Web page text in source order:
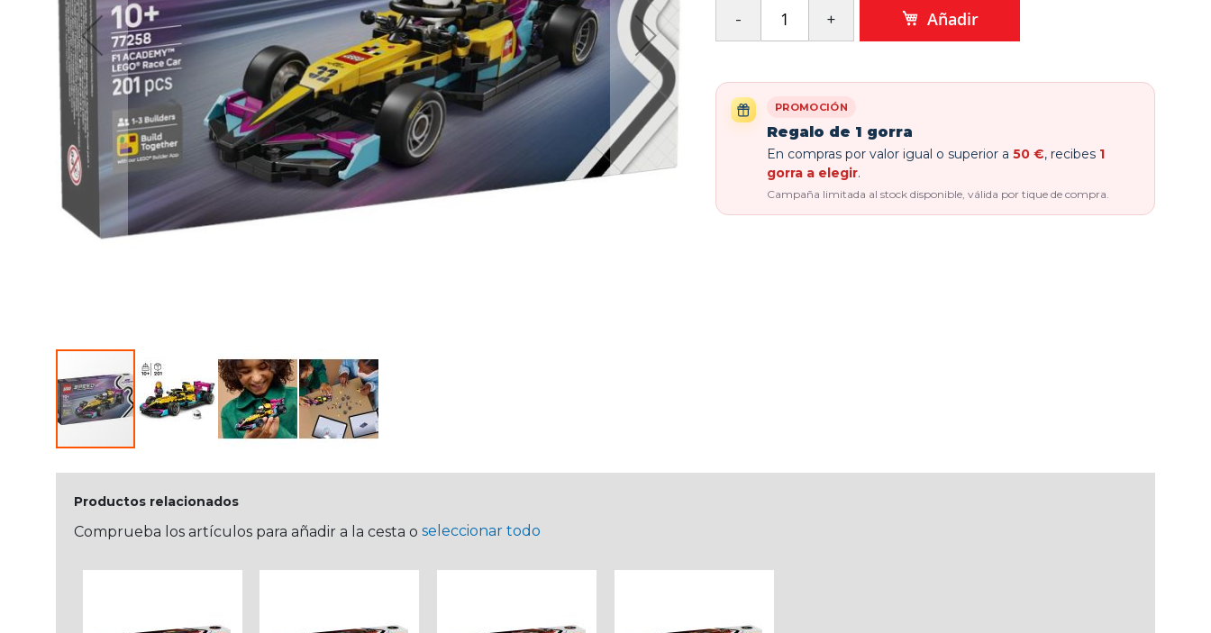
Añadir
PROMOCIÓN
Regalo de 1 gorra
En compras por valor igual o superior a 50 €, recibes 1
gorra a elegir.
Campaña limitada al stock disponible, válida por tique de compra.
Productos relacionados
Comprueba los artículos para añadir a la cesta o seleccionar todo